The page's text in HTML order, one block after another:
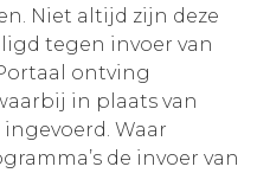
Niet altijd zijn deze
tegen invoer van
ontving
in plaats van
Waar
de invoer van